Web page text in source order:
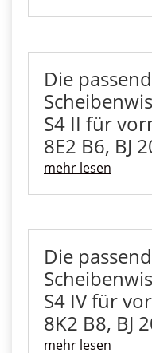
Die
S4 II für
8E2 B6, BJ
mehr lesen
Die
S4 IV für
8K2 B8, BJ
mehr lesen